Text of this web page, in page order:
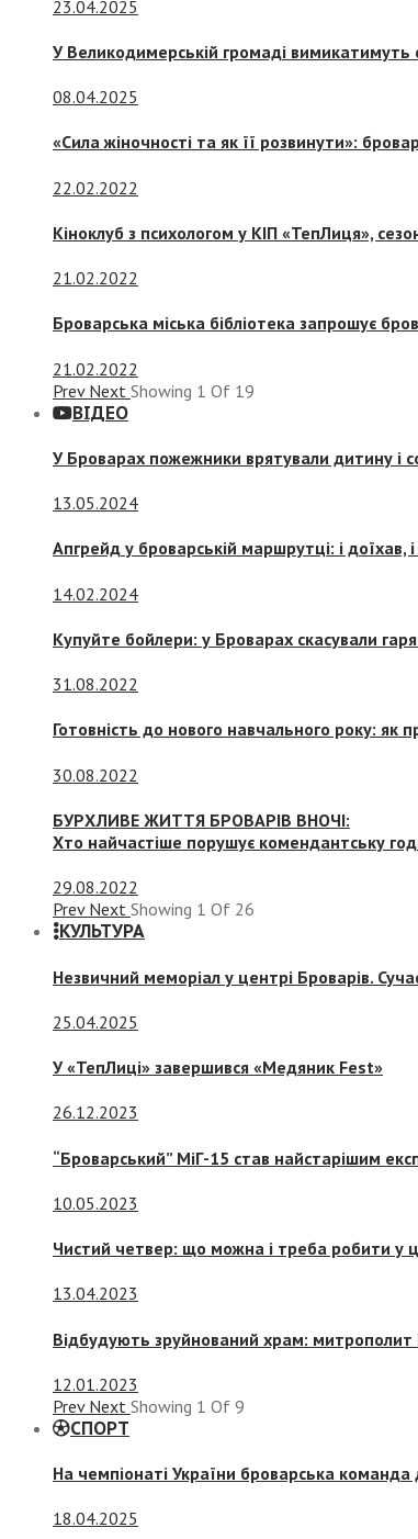
23.04.2025
У Великодимерській громаді вимикатимуть
08.04.2025
«Сила жіночності та як її розвинути»:
22.02.2022
Кіноклуб з психологом у КІП «ТепЛиця»,
21.02.2022
Броварська міська бібліотека запрошує
21.02.2022
Prev Next Showing 1 Of 19
ВІДЕО
У Броварах пожежники врятували дитину і
13.05.2024
Апгрейд у броварській маршрутці: і доїхав,
14.02.2024
Купуйте бойлери: у Броварах скасували
31.08.2022
Готовність до нового навчального року:
30.08.2022
БУРХЛИВЕ ЖИТТЯ БРОВАРІВ ВНОЧІ:
Хто найчастіше порушує комендантську
29.08.2022
Prev Next Showing 1 Of 26
КУЛЬТУРА
Незвичний меморіал у центрі Броварів.
25.04.2025
У «ТепЛиці» завершився «Медяник Fest»
26.12.2023
“Броварський” МіГ-15 став найстарішим
10.05.2023
Чистий четвер: що можна і треба робити у
13.04.2023
Відбудують зруйнований храм: митрополит
12.01.2023
Prev Next Showing 1 Of 9
СПОРТ
На чемпіонаті України броварська
18.04.2025